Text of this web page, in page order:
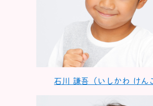
石川 謙吾（いしかわ けん